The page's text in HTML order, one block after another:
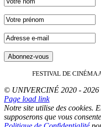
FESTIVAL DE CINÉMA
© UNIVERCINÉ 2020 - 2026
Page load link
Notre site utilise des cookies.
supposerons que vous